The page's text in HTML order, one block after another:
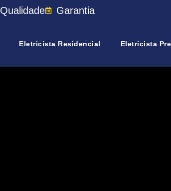
Qualidade Garantia
Eletricista Residencial Eletricista